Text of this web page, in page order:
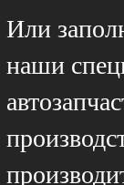
Или
наши